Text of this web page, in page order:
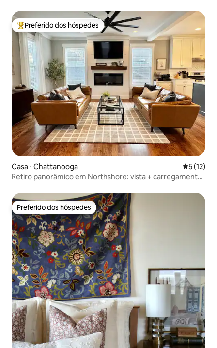
Entre os melhores preferidos dos hóspedes
Preferido dos hóspedes
Casa ⋅ Chattanooga 5 de uma
5 (12)
Retiro panorâmico em Northshore: vista + carregamento
Preferido dos hóspedes
Preferido dos hóspedes